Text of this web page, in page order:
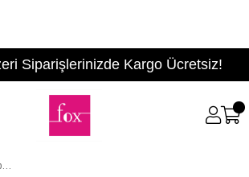
Siparişlerinizde Kargo Ücretsiz!
Ten Kadın Topuklu Ayakkabı D422009502